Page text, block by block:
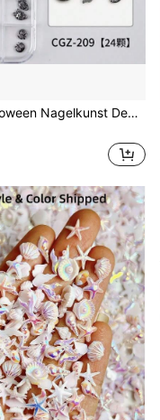
1 Stück Halloween Nagelkunst Dekorationsbox, grenzüberschreitende Legierung Spinnen-Schädel dunkler Stil Nagelzubehör